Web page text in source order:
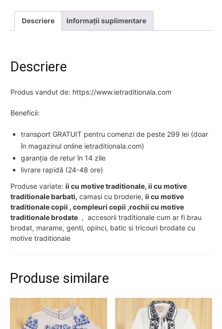
Descriere Informații suplimentare
Descriere
Produs vandut de: https://www.ietraditionala.com
Beneficii:
transport GRATUIT pentru comenzi de peste 299 lei (doar
în magazinul online ietraditionala.com)
garanția de retur în 14 zile
livrare rapidă (24-48 ore)
Produse variate: ii cu motive traditionale, ii cu motive
traditionale barbati, camasi cu broderie, ii cu motive
traditionale copii , compleuri copii ,rochii cu motive
traditionale brodate , accesorii traditionale cum ar fi brau
brodat, marame, genti, opinci, batic si tricouri brodate cu
motive traditionale
Produse similare